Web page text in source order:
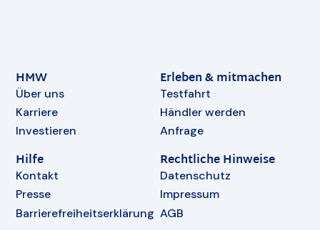
HMW
Über uns
Karriere
Investieren
Erleben & mitmachen
Testfahrt
Händler werden
Anfrage
Hilfe
Kontakt
Presse
Barrierefreiheitserklärung
Rechtliche Hinweise
Datenschutz
Impressum
AGB